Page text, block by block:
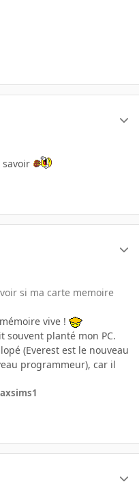
si ma carte memoire
vive !
souvent planté mon PC.
(Everest est le nouveau
programmeur), car il